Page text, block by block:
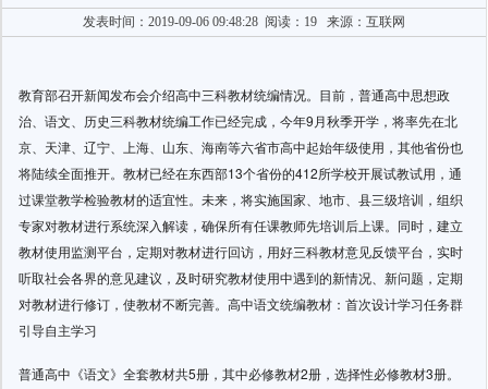
发表时间：2019-09-06 09:48:28 阅读：19来源：互联网
教育部召开新闻发布会介绍高中三科教材统编情况。目前，普通高中思想政
治、语文、历史三科教材统编工作已经完成，今年9月秋季开学，将率先在北
京、天津、辽宁、上海、山东、海南等六省市高中起始年级使用，其他省份也
将陆续全面推开。教材已经在东西部13个省份的412所学校开展试教试用，通
过课堂教学检验教材的适宜性。未来，将实施国家、地市、县三级培训，组织
专家对教材进行系统深入解读，确保所有任课教师先培训后上课。同时，建立
教材使用监测平台，定期对教材进行回访，用好三科教材意见反馈平台，实时
听取社会各界的意见建议，及时研究教材使用中遇到的新情况、新问题，定期
对教材进行修订，使教材不断完善。高中语文统编教材：首次设计学习任务群
引导自主学习
普通高中《语文》全套教材共5册，其中必修教材2册，选择性必修教材3册。